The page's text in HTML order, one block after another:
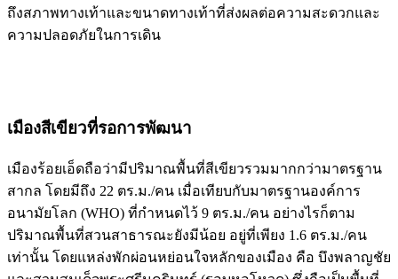
ถึงสภาพทางเท้าและขนาดทางเท้าที่ส่งผลต่อความสะดวกและ
ความปลอดภัยในการเดิน
เมืองสีเขียวที่รอการพัฒนา
เมืองร้อยเอ็ดถือว่ามีปริมาณพื้นที่สีเขียวรวมมากกว่ามาตรฐาน
สากล โดยมีถึง 22 ตร.ม./คน เมื่อเทียบกับมาตรฐานองค์การ
อนามัยโลก (WHO) ที่กำหนดไว้ 9 ตร.ม./คน อย่างไรก็ตาม
ปริมาณพื้นที่สวนสาธารณะยังมีน้อย อยู่ที่เพียง 1.6 ตร.ม./คน
เท่านั้น โดยแหล่งพักผ่อนหย่อนใจหลักของเมือง คือ บึงพลาญชัย